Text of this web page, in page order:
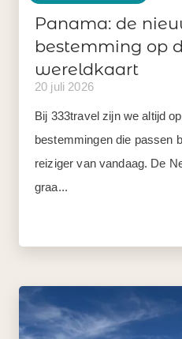
Panama: de
bestemming op
wereldkaart
20 juli 2026
Bij 333travel zijn we altijd
bestemmingen die passen
reiziger van vandaag. De
graa...